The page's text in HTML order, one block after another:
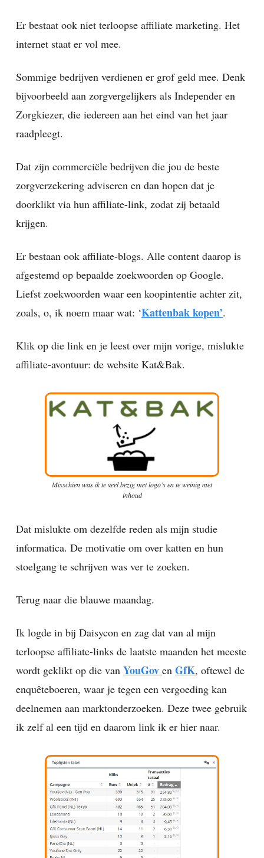
Er bestaat ook niet terloopse affiliate marketing. Het
internet staat er vol mee.
Sommige bedrijven verdienen er grof geld mee. Denk
bijvoorbeeld aan zorgvergelijkers als Independer en
Zorgkiezer, die iedereen aan het eind van het jaar
raadpleegt.
Dat zijn commerciële bedrijven die jou de beste
zorgverzekering adviseren en dan hopen dat je
doorklikt via hun affiliate-link, zodat zij betaald
krijgen.
Er bestaan ook affiliate-blogs. Alle content daarop is
afgestemd op bepaalde zoekwoorden op Google.
Liefst zoekwoorden waar een koopintentie achter zit,
zoals, o, ik noem maar wat: ‘Kattenbak kopen’.
Klik op die link en je leest over mijn vorige, mislukte
affiliate-avontuur: de website Kat&Bak.
Misschien was ik te veel bezig met logo’s en te weinig met
inhoud
Dat mislukte om dezelfde reden als mijn studie
informatica. De motivatie om over katten en hun
stoelgang te schrijven was ver te zoeken.
Terug naar die blauwe maandag.
Ik logde in bij Daisycon en zag dat van al mijn
terloopse affiliate-links de laatste maanden het meeste
wordt geklikt op die van YouGov en GfK, oftewel de
enquêteboeren, waar je tegen een vergoeding kan
deelnemen aan marktonderzoeken. Deze twee gebruik
ik zelf al een tijd en daarom link ik er hier naar.